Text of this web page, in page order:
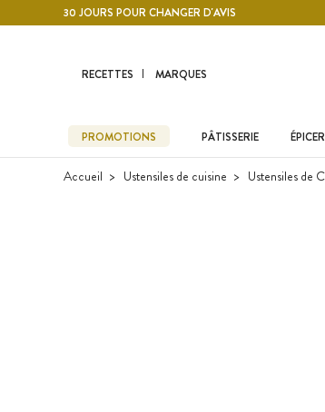
Contenu principal30 JOURS POUR CHANGER D'AVIS
RECETTES MARQUES
PROMOTIONS PÂTISSERIE
Accueil Ustensiles de cuisine Ustensiles de